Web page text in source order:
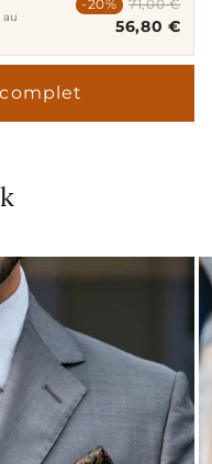
-20% 71,00 €
56,80 €